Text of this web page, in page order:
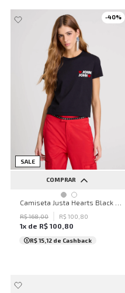
SALE
-40%
COMPRAR
PP P M G GG
R$168,00 R$ 100 80
1x de R$ 100 80
R$ 15,12 de Cashback